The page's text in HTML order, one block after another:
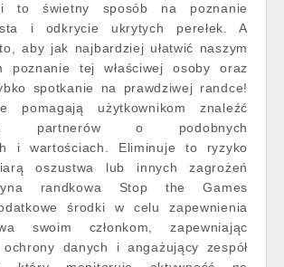
to świetny sposób na poznanie
i odkrycie ukrytych perełek. A
aby jak najbardziej ułatwić naszym
poznanie tej właściwej osoby oraz
spotkanie na prawdziwej randce!
pomagają użytkownikom znaleźć
partnerów o podobnych
i wartościach. Eliminuje to ryzyko
oszustwa lub innych zagrożeń
randkowa Stop the Games
środki w celu zapewnienia
swoim członkom, zapewniając
ochrony danych i angażujący zespół